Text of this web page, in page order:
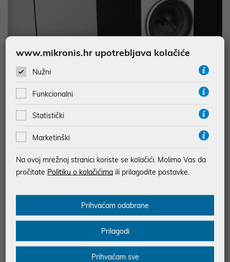
www.mikronis.hr upotrebljava kolačiće
Nužni
Funkcionalni
Statistički
Marketinški
Na ovoj mrežnoj stranici koriste se kolačići. Molimo Vas da
pročitate Politiku o kolačićima ili prilagodite postavke.
Prihvaćam odabrane
Prilagodi
Prihvaćam sve